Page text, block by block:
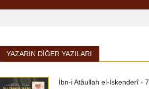
YAZARIN DIĞER YAZILARI
İbn-i Atâullah el-İskenderî - 7